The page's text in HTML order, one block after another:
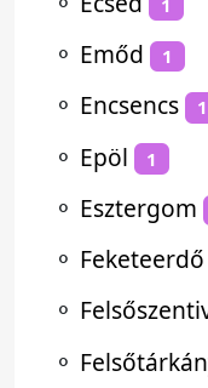
⚬ Emőd 1
⚬ Encsencs 1
⚬ Epöl 1
⚬ Esztergom
⚬ Feketeerdő
⚬
⚬